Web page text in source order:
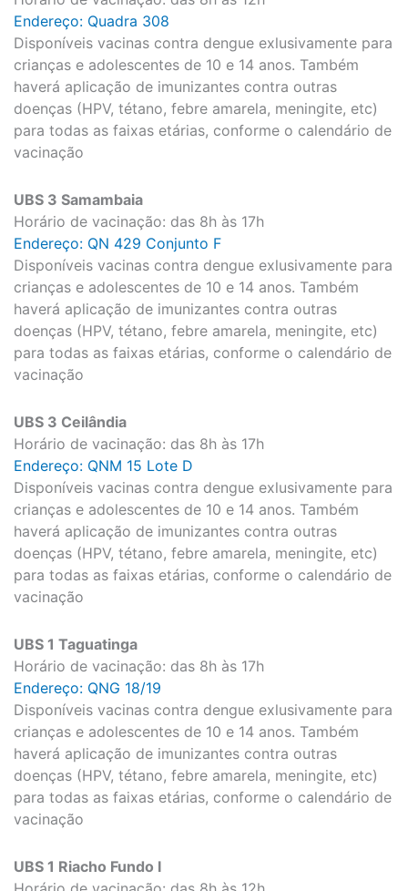
Endereço: Quadra 308
Disponíveis vacinas contra dengue exlusivamente para
crianças e adolescentes de 10 e 14 anos. Também
haverá aplicação de imunizantes contra outras
doenças (HPV, tétano, febre amarela, meningite, etc)
para todas as faixas etárias, conforme o calendário de
vacinação
UBS 3 Samambaia
Horário de vacinação: das 8h às 17h
Endereço: QN 429 Conjunto F
Disponíveis vacinas contra dengue exlusivamente para
crianças e adolescentes de 10 e 14 anos. Também
haverá aplicação de imunizantes contra outras
doenças (HPV, tétano, febre amarela, meningite, etc)
para todas as faixas etárias, conforme o calendário de
vacinação
UBS 3 Ceilândia
Horário de vacinação: das 8h às 17h
Endereço: QNM 15 Lote D
Disponíveis vacinas contra dengue exlusivamente para
crianças e adolescentes de 10 e 14 anos. Também
haverá aplicação de imunizantes contra outras
doenças (HPV, tétano, febre amarela, meningite, etc)
para todas as faixas etárias, conforme o calendário de
vacinação
UBS 1 Taguatinga
Horário de vacinação: das 8h às 17h
Endereço: QNG 18/19
Disponíveis vacinas contra dengue exlusivamente para
crianças e adolescentes de 10 e 14 anos. Também
haverá aplicação de imunizantes contra outras
doenças (HPV, tétano, febre amarela, meningite, etc)
para todas as faixas etárias, conforme o calendário de
vacinação
UBS 1 Riacho Fundo I